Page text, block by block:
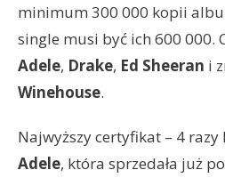
minimum 300 000 kopii
single musi być ich 600 000.
Adele, Drake, Ed Sheeran i
Winehouse.
Najwyższy certyfikat – 4
Adele, która sprzedała już